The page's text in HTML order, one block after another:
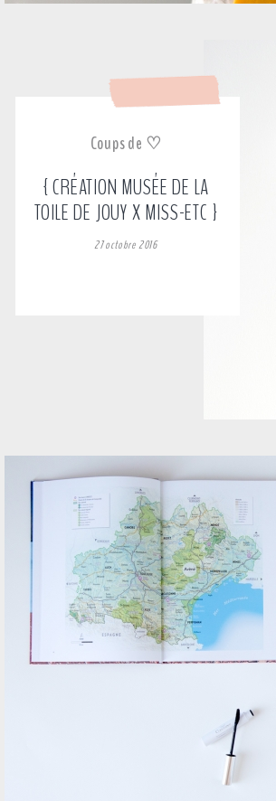
Coups de ♡
{ CRÉATION MUSÉE DE LA
TOILE DE JOUY X MISS-ETC }
27 octobre 2016